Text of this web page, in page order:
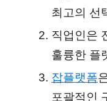
최고의 선
직업인은
훌륭한 플
잡플랫폼
포괄적인